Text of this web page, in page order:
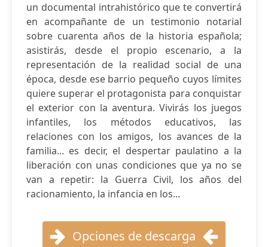
un documental intrahistórico que te convertirá
en acompañante de un testimonio notarial
sobre cuarenta años de la historia española;
asistirás, desde el propio escenario, a la
representación de la realidad social de una
época, desde ese barrio pequeño cuyos límites
quiere superar el protagonista para conquistar
el exterior con la aventura. Vivirás los juegos
infantiles, los métodos educativos, las
relaciones con los amigos, los avances de la
familia... es decir, el despertar paulatino a la
liberación con unas condiciones que ya no se
van a repetir: la Guerra Civil, los años del
racionamiento, la infancia en los...
Opciones de descarga